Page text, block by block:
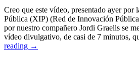
Creo que este vídeo, presentado ayer por
Pública (XIP) (Red de Innovación
por nuestro compañero Jordi Graells se
vídeo divulgativo, de casi de 7 minutos,
reading →